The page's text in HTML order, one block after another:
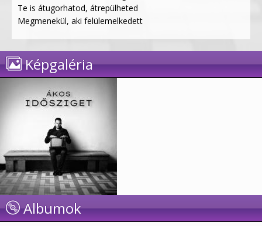
Te is átugorhatod, átrepülheted
Megmenekül, aki felülemelkedett
Képgaléria
Albumok